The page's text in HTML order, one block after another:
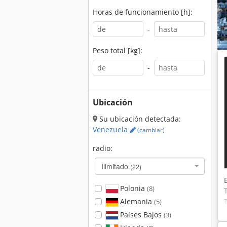
Horas de funcionamiento [h]:
-
Peso total [kg]:
-
Ubicación
Su ubicación detectada:
Venezuela
(cambiar)
radio:
Ilimitado (22)
Polonia (8)
Alemania (5)
Países Bajos (3)